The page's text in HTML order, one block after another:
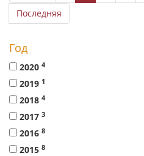
Последняя
Год
2020 4
2019 1
2018 4
2017 3
2016 8
2015 8